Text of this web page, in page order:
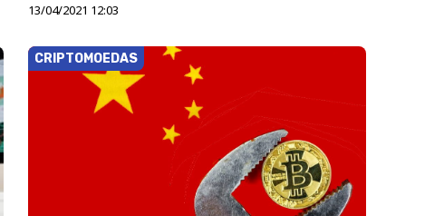
13/04/2021 12:03
CRIPTOMOEDAS